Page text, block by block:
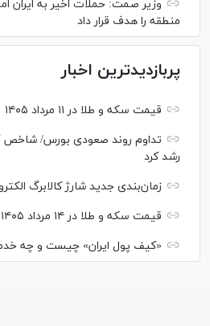
وزیر صمت: حملات اخیر به ایران
منطقه را هدف قرار داد
پربازدیدترین اخبار
قیمت سکه و طلا در ۱۱ مرداد ۱۴۰۵
رشد کرد
زمان‌بندی جدید شارژ کالابرگ
قیمت سکه و طلا در ۱۴ مرداد ۱۴۰۵
«کیف پول ایران» چیست و چه